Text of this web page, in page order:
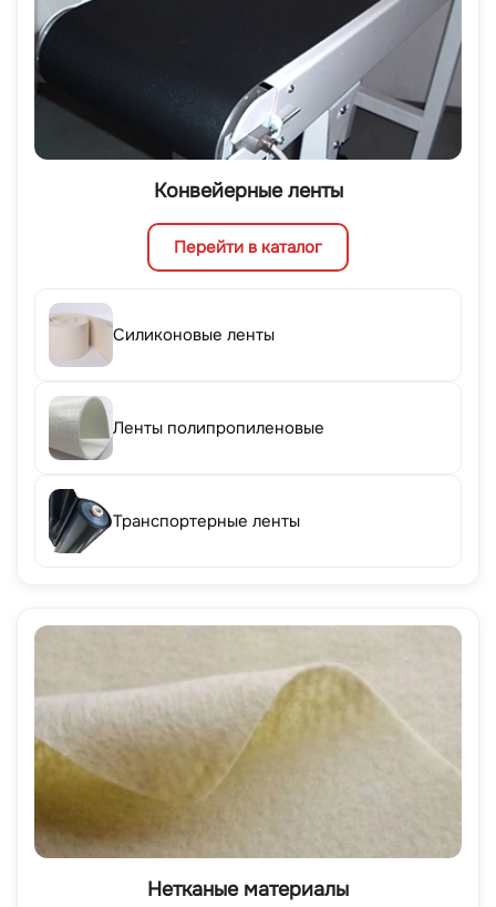
Конвейерные ленты
Перейти в каталог
Силиконовые ленты
Ленты полипропиленовые
Транспортерные ленты
Нетканые материалы